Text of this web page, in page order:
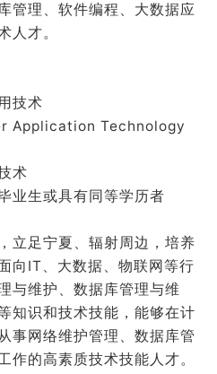
管理、软件编程、大数据应
人才。
技术
Application Technology
术
业生或具有同等学历者
立足宁夏、辐射周边，培养
向IT、大数据、物联网等行
与维护、数据库管理与维
知识和技术技能，能够在计
事网络维护管理、数据库管
作的高素质技术技能人才。